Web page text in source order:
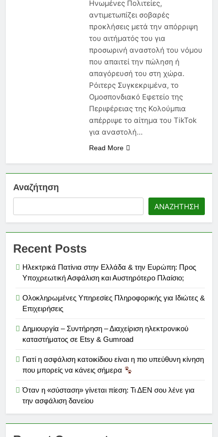
Νέα Εγκύκλιος 2026: Τι Πρέπει
να Γνωρίζει Κάθε
Ασφαλιστικός Πράκτορας
6 Μήνες Ago
Ασφάλεια Υγείας: Κόστος,
Αντιλήψεις και Προκλήσεις
στην Ελλάδα
Ασφάλιση Μεταφερόμενων
Εμπορευμάτων: Η Στρατηγική
Ασπίδα Κάθε Μεταφορικής
Επιχείρησης
6 Μήνες Ago
Ηνωμένες Πολιτείες,
αντιμετωπίζει σοβαρές
προκλήσεις μετά την απόρριψη
του αιτήματός του για
προσωρινή αναστολή του νόμου
που απαιτεί την πώληση ή
απαγόρευσή του στη χώρα.
Ρόιτερς Συγκεκριμένα, το
Ομοσπονδιακό Εφετείο της
Περιφέρειας της Κολούμπια
απέρριψε το αίτημα του TikTok
για αναστολή…
Read More
Αναζήτηση
ΑΝΑΖΉΤΗΣΗ
Recent Posts
Ηλεκτρικά Πατίνια στην Ελλάδα & την Ευρώπη: Προς
Υποχρεωτική Ασφάλιση και Αυστηρότερο Πλαίσιο;
Ολοκληρωμένες Υπηρεσίες Πληροφορικής για Ιδιώτες &
Επιχειρήσεις
Δημιουργία – Συντήρηση – Διαχείριση ηλεκτρονικού
καταστήματος σε Etsy & Gumroad
Γιατί η ασφάλιση κατοικίδιου είναι η πιο υπεύθυνη κίνηση
που μπορείς να κάνεις σήμερα
Όταν η «σύσταση» γίνεται πίεση: Τι ΔΕΝ σου λένε για
την ασφάλιση δανείου